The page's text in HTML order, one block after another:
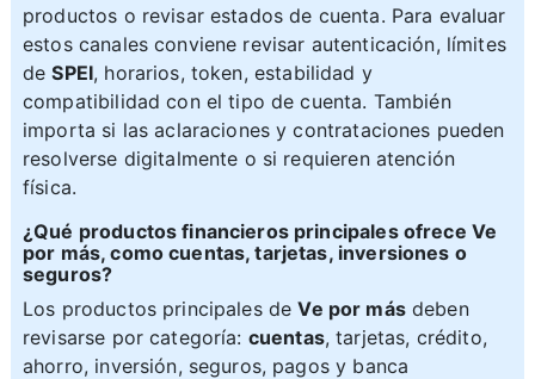
productos o revisar estados de cuenta. Para evaluar
estos canales conviene revisar autenticación, límites
deSPEI, horarios, token, estabilidad y
compatibilidad con el tipo de cuenta. También
importa si las aclaraciones y contrataciones pueden
resolverse digitalmente o si requieren atención
física.
¿Qué productos financieros principales ofrece Ve
por más, como cuentas, tarjetas, inversiones o
seguros?
Los productos principales deVe por másdeben
revisarse por categoría: cuentas, tarjetas, crédito,
ahorro, inversión, seguros, pagos y banca